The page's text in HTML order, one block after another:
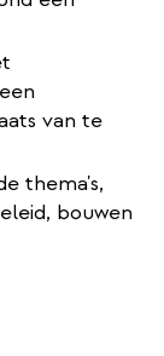
van te
thema's,
bouwen